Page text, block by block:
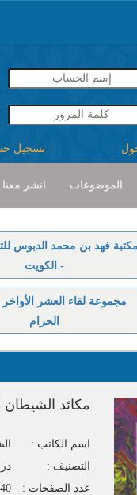
تسجيل
الموضوعات
انشر معنا
مكتبة فهد بن محمد الدبوس
- الكويت
مجموعة لقاء العشر
الحرام
مكائد الشيطان
اسم الكاتب :
التصنيف :
عدد الصفحات :